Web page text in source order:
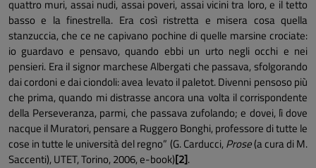
quattro muri, assai nudi, assai poveri, assai vicini tra loro, e il tetto
basso e la finestrella. Era così ristretta e misera cosa quella
stanzuccia, che ce ne capivano pochine di quelle marsine crociate:
io guardavo e pensavo, quando ebbi un urto negli occhi e nei
pensieri. Era il signor marchese Albergati che passava, sfolgorando
dai cordoni e dai ciondoli: avea levato il paletot. Divenni pensoso più
che prima, quando mi distrasse ancora una volta il corrispondente
della Perseveranza, parmi, che passava zufolando; e dovei, lì dove
nacque il Muratori, pensare a Ruggero Bonghi, professore di tutte le
cose in tutte le università del regno” (G. Carducci,Prose(a cura di M.
Saccenti), UTET, Torino, 2006, e-book)[2].